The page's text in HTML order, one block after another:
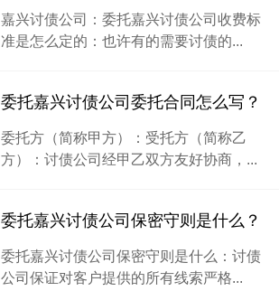
嘉兴讨债公司：委托嘉兴讨债公司收费标
准是怎么定的：也许有的需要讨债的...
委托嘉兴讨债公司委托合同怎么写？
委托方（简称甲方）：受托方（简称乙
方）：讨债公司经甲乙双方友好协商，...
委托嘉兴讨债公司保密守则是什么？
委托嘉兴讨债公司保密守则是什么：讨债
公司保证对客户提供的所有线索严格...